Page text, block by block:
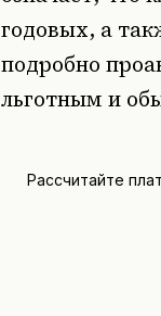
годовых, а
подробно
льготным и
Рассчитайте